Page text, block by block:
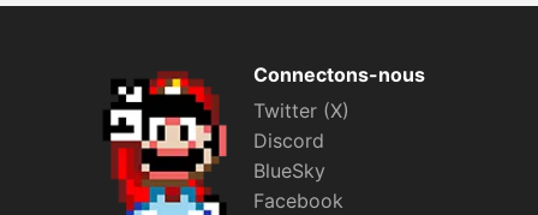
Connectons-nous
Twitter (X)
Discord
BlueSky
Facebook